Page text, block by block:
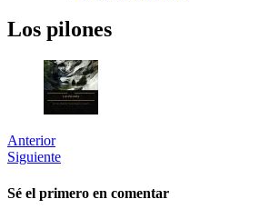
Los pilones
Anterior
Siguiente
Sé el primero en comentar